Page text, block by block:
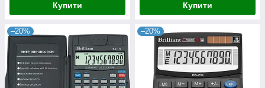
Купити Купити
–20% –20%